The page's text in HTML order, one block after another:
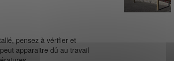
pensez à vérifier et
apparaitre dû au travail